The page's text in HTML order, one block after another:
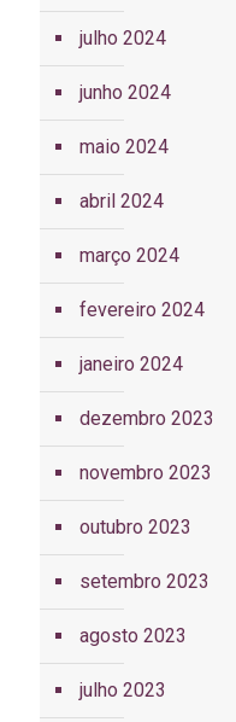
julho 2024
junho 2024
maio 2024
abril 2024
março 2024
fevereiro 2024
janeiro 2024
dezembro 2023
novembro 2023
outubro 2023
setembro 2023
agosto 2023
julho 2023